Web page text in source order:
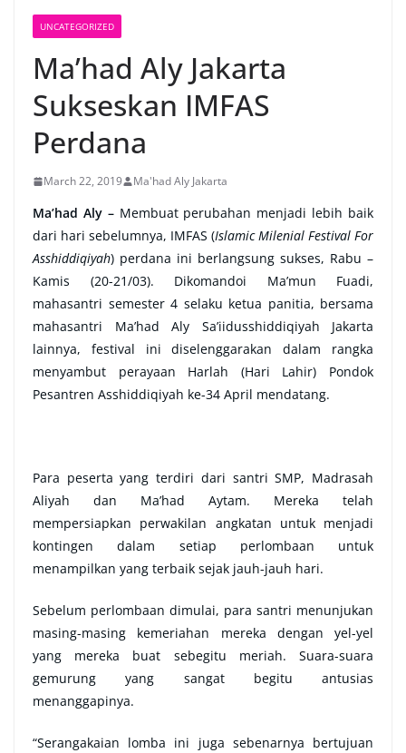
UNCATEGORIZED
Ma’had Aly Jakarta
Sukseskan IMFAS
Perdana
March 22, 2019 Ma'had Aly Jakarta
Ma’had Aly – Membuat perubahan menjadi lebih baik
dari hari sebelumnya, IMFAS (Islamic Milenial Festival For
Asshiddiqiyah) perdana ini berlangsung sukses, Rabu –
Kamis (20-21/03). Dikomandoi Ma’mun Fuadi,
mahasantri semester 4 selaku ketua panitia, bersama
mahasantri Ma’had Aly Sa’iidusshiddiqiyah Jakarta
lainnya, festival ini diselenggarakan dalam rangka
menyambut perayaan Harlah (Hari Lahir) Pondok
Pesantren Asshiddiqiyah ke-34 April mendatang.
Para peserta yang terdiri dari santri SMP, Madrasah
Aliyah dan Ma’had Aytam. Mereka telah
mempersiapkan perwakilan angkatan untuk menjadi
kontingen dalam setiap perlombaan untuk
menampilkan yang terbaik sejak jauh-jauh hari.
Sebelum perlombaan dimulai, para santri menunjukan
masing-masing kemeriahan mereka dengan yel-yel
yang mereka buat sebegitu meriah. Suara-suara
gemurung yang sangat begitu antusias
menanggapinya.
“Serangakaian lomba ini juga sebenarnya bertujuan